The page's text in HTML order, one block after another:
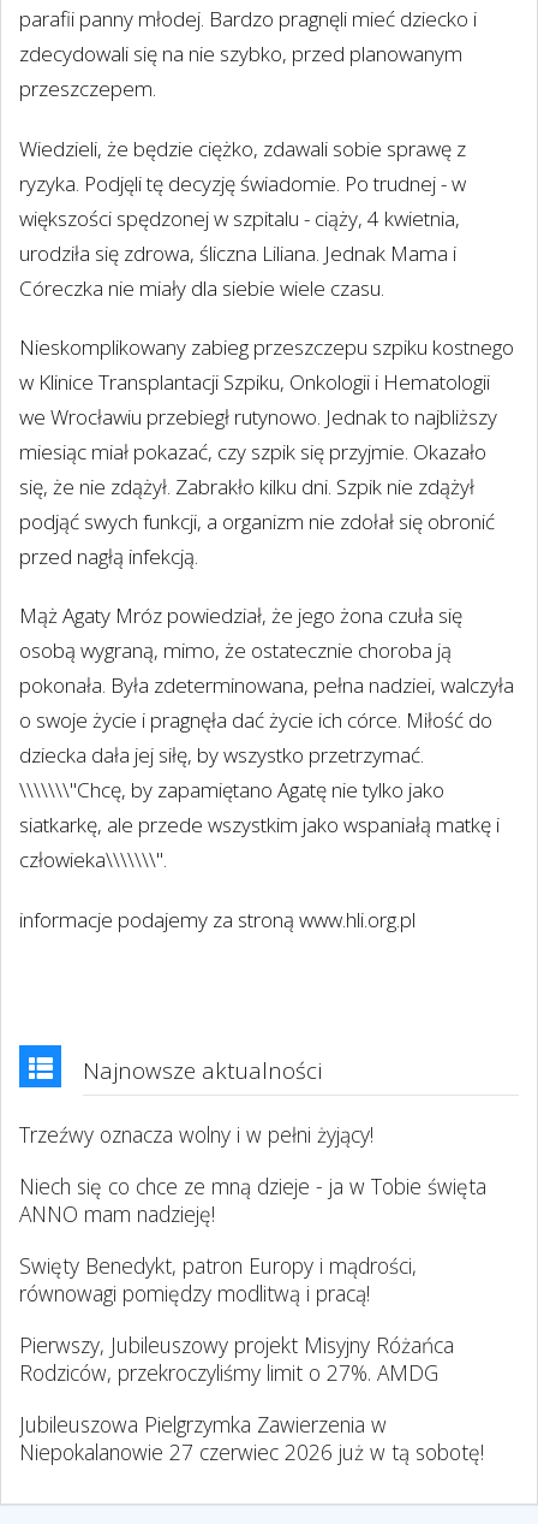
parafii panny młodej. Bardzo pragnęli mieć dziecko i
zdecydowali się na nie szybko, przed planowanym
przeszczepem.
Wiedzieli, że będzie ciężko, zdawali sobie sprawę z
ryzyka. Podjęli tę decyzję świadomie. Po trudnej - w
większości spędzonej w szpitalu - ciąży, 4 kwietnia,
urodziła się zdrowa, śliczna Liliana. Jednak Mama i
Córeczka nie miały dla siebie wiele czasu.
Nieskomplikowany zabieg przeszczepu szpiku kostnego
w Klinice Transplantacji Szpiku, Onkologii i Hematologii
we Wrocławiu przebiegł rutynowo. Jednak to najbliższy
miesiąc miał pokazać, czy szpik się przyjmie. Okazało
się, że nie zdążył. Zabrakło kilku dni. Szpik nie zdążył
podjąć swych funkcji, a organizm nie zdołał się obronić
przed nagłą infekcją.
Mąż Agaty Mróz powiedział, że jego żona czuła się
osobą wygraną, mimo, że ostatecznie choroba ją
pokonała. Była zdeterminowana, pełna nadziei, walczyła
o swoje życie i pragnęła dać życie ich córce. Miłość do
dziecka dała jej siłę, by wszystko przetrzymać.
\\\\\\\"Chcę, by zapamiętano Agatę nie tylko jako
siatkarkę, ale przede wszystkim jako wspaniałą matkę i
człowieka\\\\\\\".
informacje podajemy za stroną www.hli.org.pl
Najnowsze aktualności
Trzeźwy oznacza wolny i w pełni żyjący!
Niech się co chce ze mną dzieje - ja w Tobie święta
ANNO mam nadzieję!
Swięty Benedykt, patron Europy i mądrości,
równowagi pomiędzy modlitwą i pracą!
Pierwszy, Jubileuszowy projekt Misyjny Różańca
Rodziców, przekroczyliśmy limit o 27%. AMDG
Jubileuszowa Pielgrzymka Zawierzenia w
Niepokalanowie 27 czerwiec 2026 już w tą sobotę!